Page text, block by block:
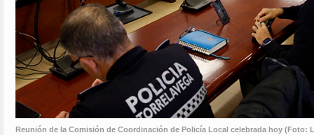
Reunión de la Comisión de Coordinación de Policía Local celebrada hoy (Foto: